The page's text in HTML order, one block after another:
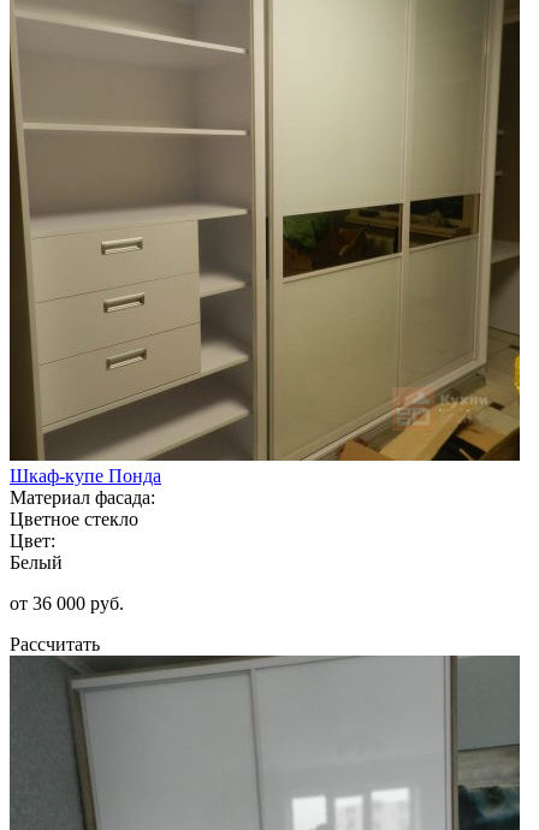
Шкаф-купе Понда
Материал фасада:
Цветное стекло
Цвет:
Белый
от 36 000 руб.
Рассчитать